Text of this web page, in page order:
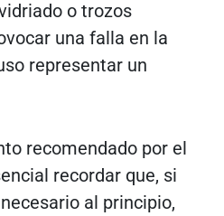
o trozos
una falla en la
representar un
recomendado por el
recordar que, si
al principio,